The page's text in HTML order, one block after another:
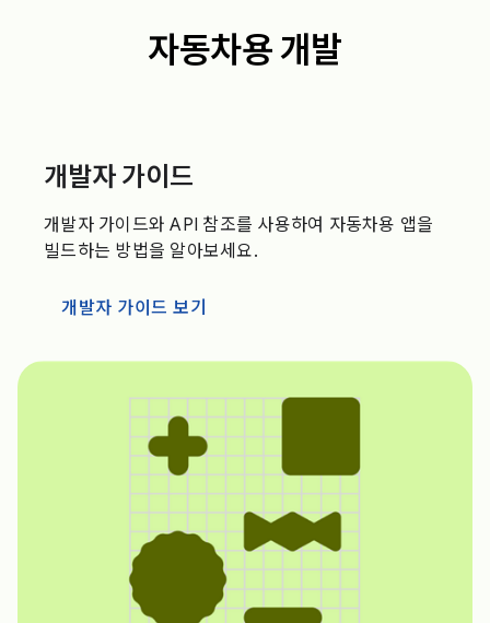
자동차용 개발
개발자 가이드
개발자 가이드와 API 참조를 사용하여 자동차용 앱을
빌드하는 방법을 알아보세요.
개발자 가이드 보기